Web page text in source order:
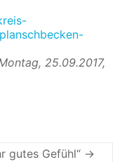
25.09.2017,
gutes Gefühl“ →